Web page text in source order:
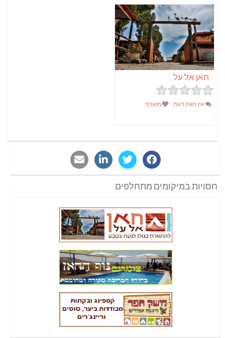
חאן אל על
אין חוות דעת מועדף
חסויות במיקומים מתחלפים